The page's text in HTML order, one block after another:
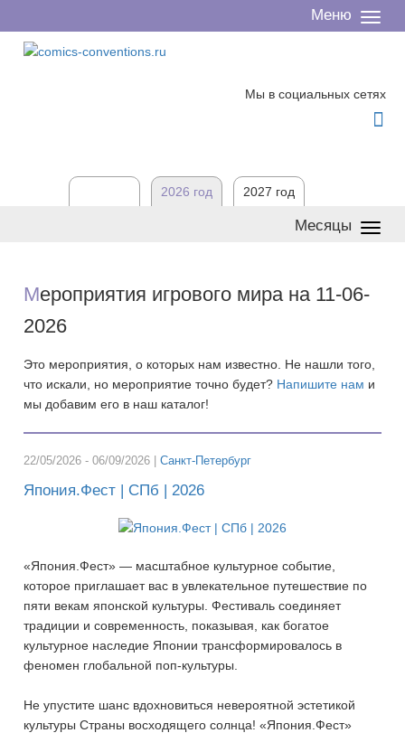
Меню
Мы в социальных сетях

2026 год 2027 год
Месяцы
Мероприятия игрового мира на 11-06-
2026
Это мероприятия, о которых нам известно. Не нашли того,
что искали, но мероприятие точно будет? Напишите нам и
мы добавим его в наш каталог!
22/05/2026 - 06/09/2026 |Санкт-Петербург
Япония.Фест | СПб | 2026
«Япония.Фест» — масштабное культурное событие,
которое приглашает вас в увлекательное путешествие по
пяти векам японской культуры. Фестиваль соединяет
традиции и современность, показывая, как богатое
культурное наследие Японии трансформировалось в
феномен глобальной поп-культуры.
Не упустите шанс вдохновиться невероятной эстетикой
культуры Страны восходящего солнца! «Япония.Фест»